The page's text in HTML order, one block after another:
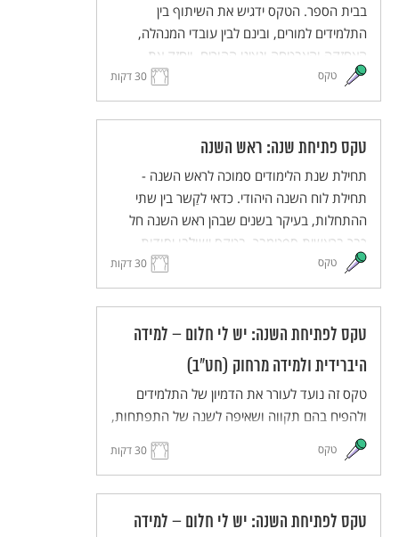
בבית הספר. הטקס ידגיש את השיתוף בין
התלמידים למורים, ובינם לבין עובדי המנהלה,
האחזקה והאבטחה ונציגי ההורים, ויחזק את
תחושת השייכות והאחריות המשותפת. הטקס
מותאם ללמידה מרחוק וללמידה היברידית.
טקס 30 דקות
טקס פתיחת שנה: ראש השנה
תחילת שנת הלימודים סמוכה לראש השנה -
תחילת לוח השנה היהודי. כדאי לקַשר בין שתי
ההתחלות, בעיקר בשנים שבהן ראש השנה חל
כבר בראשית ספטמבר. בטקס ישולבו יסודות
מסורתיים מתוך חגי תשרי, ובעיקר מתוך ראש
השנה, באוריינטציה תרבותית ולא דתית. הטקס
יכיל מוטיבים כגון מבט לעבר ולעתיד, פתיחה
ונעילה של שערים, מעבר מקיץ לסתיו, זיכרון ותיקון
עולם. הטקס מותאם ללמידה היברידית ולמידה
מרחוק.
טקס 30 דקות
טקס לפתיחת השנה: יש לי חלום – למידה
היברידית ולמידה מרחוק (חט"ב)
טקס זה נועד לעורר את הדמיון של התלמידים
ולהפיח בהם תקווה ושאיפה לשנה של התפתחות,
יוזמה ועשייה. התלמידים והמורים יחלמו על העתיד
הרחוק ועל העתיד הקרוב, ישתפו זה את זה
וללמידה היברידית.
טקס 30 דקות
טקס לפתיחת השנה: יש לי חלום – למידה